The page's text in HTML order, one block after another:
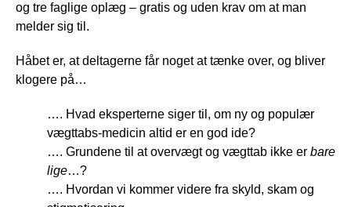
og tre faglige oplæg – gratis og uden krav om at man
melder sig til.
Håbet er, at deltagerne får noget at tænke over, og bliver
klogere på…
…. Hvad eksperterne siger til, om ny og populær
vægttabs-medicin altid er en god ide?
…. Grundene til at overvægt og vægttab ikke er bare
lige…?
…. Hvordan vi kommer videre fra skyld, skam og